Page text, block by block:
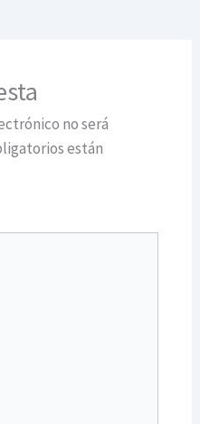
no será
están